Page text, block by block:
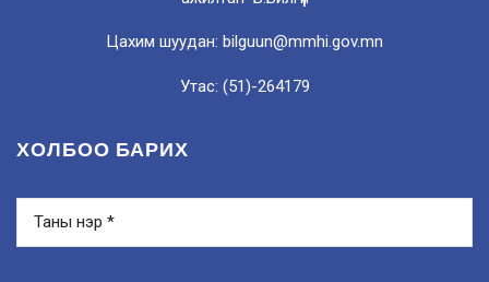
Цахим шуудан: bilguun@mmhi.gov.mn
Утас: (51)-264179
ХОЛБОО БАРИХ